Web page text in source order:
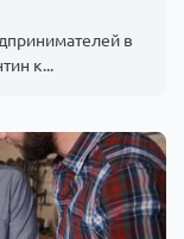
в
к...